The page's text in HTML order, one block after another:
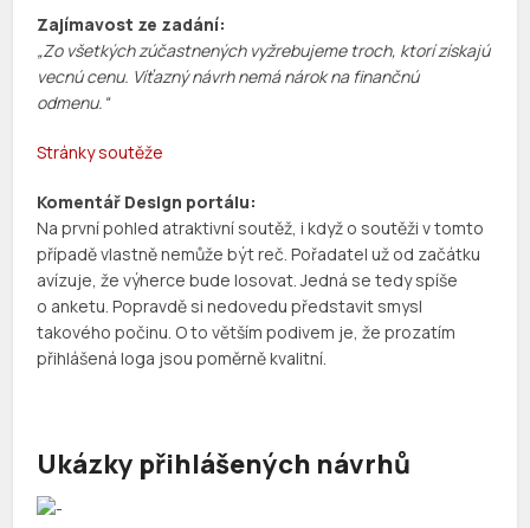
Zajímavost ze zadání:
„Zo všetkých zúčastnených vyžrebujeme troch, ktorí získajú
vecnú cenu. Víťazný návrh nemá nárok na finančnú
odmenu.“
Stránky soutěže
Komentář Design portálu:
Na první pohled atraktivní soutěž, i když o soutěži v tomto
případě vlastně nemůže být reč. Pořadatel už od začátku
avízuje, že výherce bude losovat. Jedná se tedy spíše
o anketu. Popravdě si nedovedu představit smysl
takového počinu. O to větším podivem je, že prozatím
přihlášená loga jsou poměrně kvalitní.
Ukázky přihlášených návrhů